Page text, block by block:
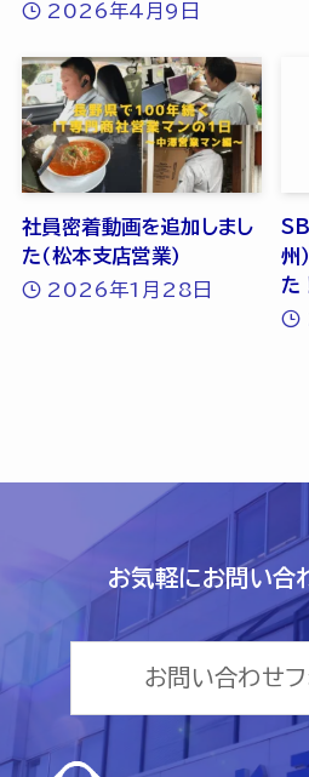
2026年4月9日
社員密着動画を追加しまし
た（松本支店営業）
2026年1月28日
州
た
お気軽にお問い合
お問い合わせフ